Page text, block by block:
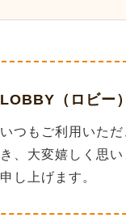
LOBBY（ロビー
いつもご利用いた
き、大変嬉しく思
申し上げます。